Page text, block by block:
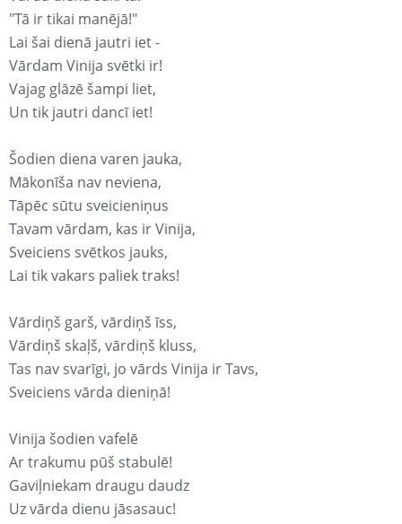
"Tā ir tikai manējā!"
Lai šai dienā jautri iet -
Vārdam Vinija svētki ir!
Vajag glāzē šampi liet,
Un tik jautri dancī iet!
Šodien diena varen jauka,
Mākonīša nav neviena,
Tāpēc sūtu sveicieniņus
Tavam vārdam, kas ir Vinija,
Sveiciens svētkos jauks,
Lai tik vakars paliek traks!
Vārdiņš garš, vārdiņš īss,
Vārdiņš skaļš, vārdiņš kluss,
Tas nav svarīgi, jo vārds Vinija ir Tavs,
Sveiciens vārda dieniņā!
Vinija šodien vafelē
Ar trakumu pūš stabulē!
Gaviļniekam draugu daudz
Uz vārda dienu jāsasauc!